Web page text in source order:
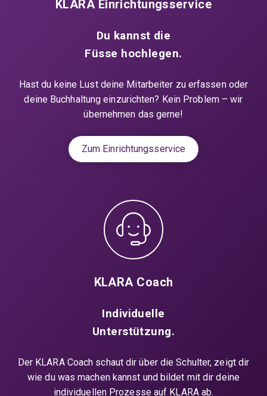
KLARA Einrichtungsservice
Du kannst die
Füsse hochlegen.
Hast du keine Lust deine Mitarbeiter zu erfassen oder
deine Buchhaltung einzurichten? Kein Problem – wir
übernehmen das gerne!
Zum Einrichtungsservice
KLARA Coach
Individuelle
Unterstützung.
Der KLARA Coach schaut dir über die Schulter, zeigt dir
wie du was machen kannst und bildet mit dir deine
individuellen Prozesse auf KLARA ab.